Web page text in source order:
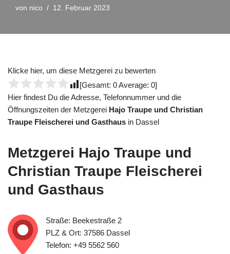
von nico 12. Februar 2023
Klicke hier, um diese Metzgerei zu bewerten
[Gesamt: 0Average: 0]
Hier findest Du die Adresse, Telefonnummer und die
Öffnungszeiten der Metzgerei Hajo Traupe und Christian
Traupe Fleischerei und Gasthaus in Dassel
Metzgerei Hajo Traupe und
Christian Traupe Fleischerei
und Gasthaus
Straße: Beekestraße 2
PLZ & Ort: 37586 Dassel
Telefon: +49 5562 560